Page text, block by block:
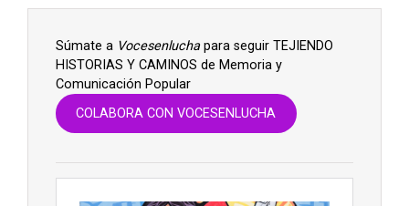
Súmate a Vocesenluchapara seguir TEJIENDO
HISTORIAS Y CAMINOS de Memoria y
Comunicación Popular
COLABORA CON VOCESENLUCHA